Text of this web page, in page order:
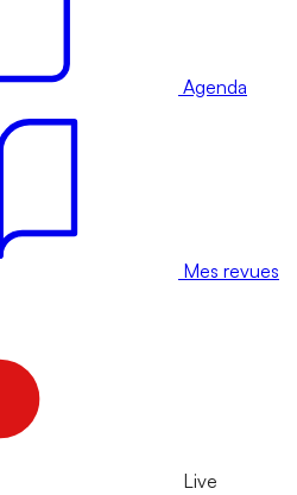
Agenda
Mes revues
Live